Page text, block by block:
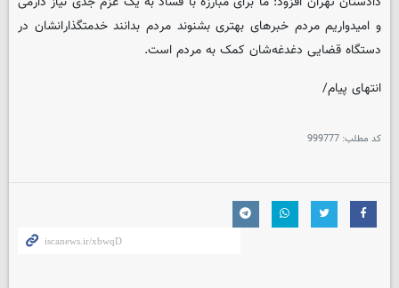
و امیدواریم مردم خبرهای بهتری بشنوند مردم بدانند خدمتگذارانشان در
دستگاه قضایی دغدغه‌شان کمک به مردم است.
انتهای پیام/
کد مطلب: 999777